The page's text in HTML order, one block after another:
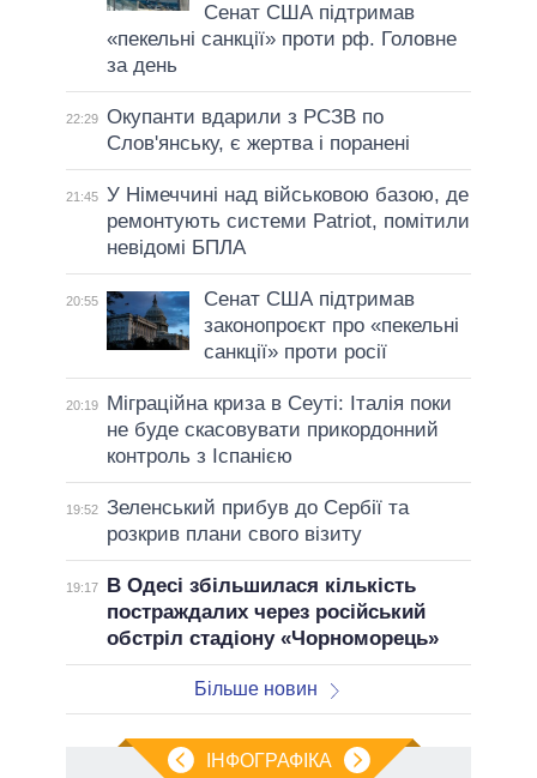
Сенат США підтримав
«пекельні санкції» проти рф. Головне
за день
22:29 Окупанти вдарили з РСЗВ по
Слов'янську, є жертва і поранені
21:45 У Німеччині над військовою базою, де
ремонтують системи Patriot, помітили
невідомі БПЛА
20:55
Сенат США підтримав
законопроєкт про «пекельні
санкції» проти росії
20:19
Міграційна криза в Сеуті: Італія поки
не буде скасовувати прикордонний
контроль з Іспанією
19:52 Зеленський прибув до Сербії та
розкрив плани свого візиту
19:17
В Одесі збільшилася кількість
постраждалих через російський
обстріл стадіону «Чорноморець»
Більше новин
ІНФОГРАФІКА